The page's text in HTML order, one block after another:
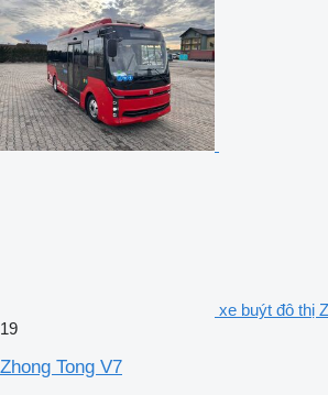
xe buýt đô thị
19
Zhong Tong V7